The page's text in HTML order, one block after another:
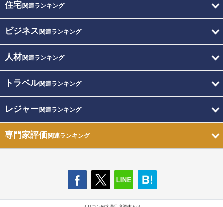
住宅関連ランキング
ビジネス 関連ランキング
人材関連ランキング
トラベル関連ランキング
レジャー関連ランキング
専門家評価関連ランキング